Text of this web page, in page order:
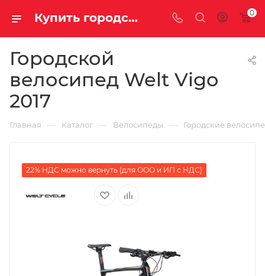
Купить городской велосипед Welt Vigo 2017 за 43990.00000000 в Саратове и Энгельсе 0
Городской
велосипед Welt Vigo
2017
Главная — Каталог — Велосипеды — Городские
22% НДС можно вернуть (для ООО и ИП с НДС)